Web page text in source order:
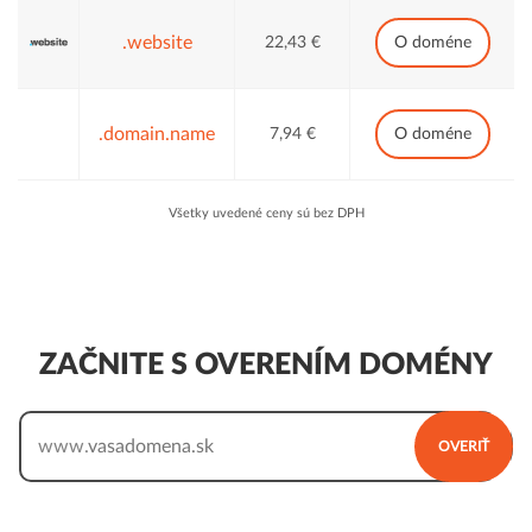
.website 22,43 € O doméne
.domain.name 7,94 € O doméne
Všetky uvedené ceny sú bez DPH
ZAČNITE S OVERENÍM DOMÉNY
OVERIŤ
www.